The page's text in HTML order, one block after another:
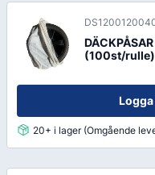
(100st/rulle)
20+ i lager (Omgående